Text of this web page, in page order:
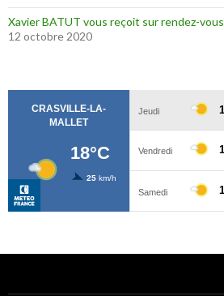
Xavier BATUT vous reçoit sur rendez-vous
12 octobre 2020